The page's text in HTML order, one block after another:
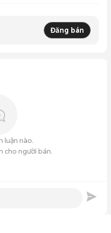
Đăng bán
luận nào.
cho người bán.